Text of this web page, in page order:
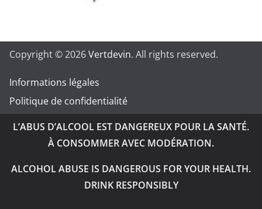
Copyright © 2026Vertdevin. All rights reserved.
Informations légales
Politique de confidentialité
L’ABUS D’ALCOOL EST DANGEREUX POUR LA SANTÉ.
À CONSOMMER AVEC MODÉRATION.
ALCOHOL ABUSE IS DANGEROUS FOR YOUR HEALTH.
DRINK RESPONSIBLY